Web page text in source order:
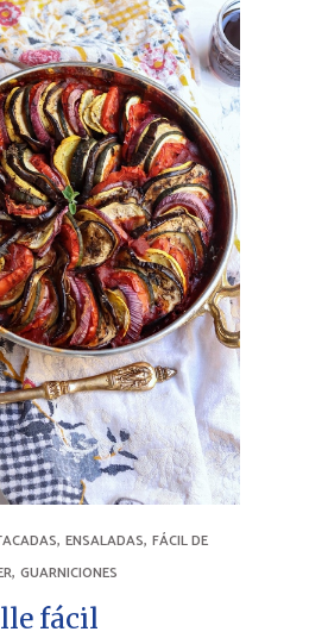
, ENSALADAS, FÁCIL DE
, GUARNICIONES
fácil